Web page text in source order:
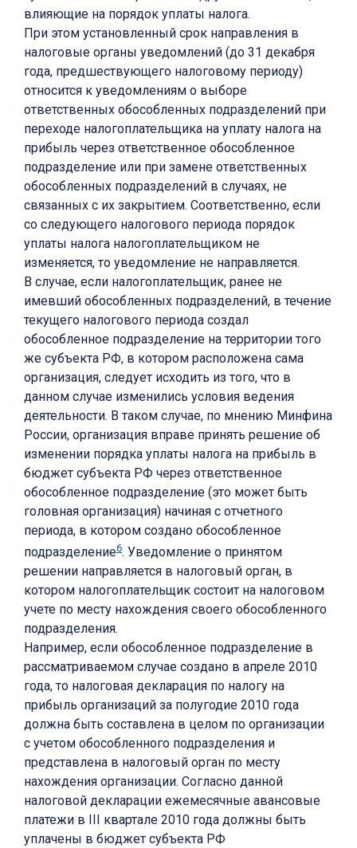
влияющие на порядок уплаты налога.
При этом установленный срок направления в
налоговые органы уведомлений (до 31 декабря
года, предшествующего налоговому периоду)
относится к уведомлениям о выборе
ответственных обособленных подразделений при
переходе налогоплательщика на уплату налога на
прибыль через ответственное обособленное
подразделение или при замене ответственных
обособленных подразделений в случаях, не
связанных с их закрытием. Соответственно, если
со следующего налогового периода порядок
уплаты налога налогоплательщиком не
изменяется, то уведомление не направляется.
В случае, если налогоплательщик, ранее не
имевший обособленных подразделений, в течение
текущего налогового периода создал
обособленное подразделение на территории того
же субъекта РФ, в котором расположена сама
организация, следует исходить из того, что в
данном случае изменились условия ведения
деятельности. В таком случае, по мнению Минфина
России, организация вправе принять решение об
изменении порядка уплаты налога на прибыль в
бюджет субъекта РФ через ответственное
обособленное подразделение (это может быть
головная организация) начиная с отчетного
периода, в котором создано обособленное
подразделение6. Уведомление о принятом
решении направляется в налоговый орган, в
котором налогоплательщик состоит на налоговом
учете по месту нахождения своего обособленного
подразделения.
Например, если обособленное подразделение в
рассматриваемом случае создано в апреле 2010
года, то налоговая декларация по налогу на
прибыль организаций за полугодие 2010 года
должна быть составлена в целом по организации
с учетом обособленного подразделения и
представлена в налоговый орган по месту
нахождения организации. Согласно данной
налоговой декларации ежемесячные авансовые
платежи в III квартале 2010 года должны быть
уплачены в бюджет субъекта РФ